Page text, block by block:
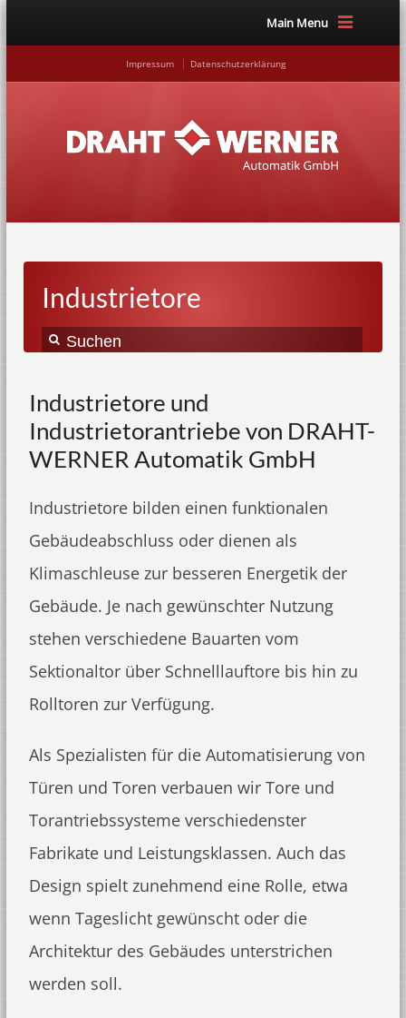
Main Menu
Impressum Datenschutzerklärung
Industrietore
Industrietore und
Industrietorantriebe von DRAHT-
WERNER Automatik GmbH
Industrietore bilden einen funktionalen
Gebäudeabschluss oder dienen als
Klimaschleuse zur besseren Energetik der
Gebäude. Je nach gewünschter Nutzung
stehen verschiedene Bauarten vom
Sektionaltor über Schnelllauftore bis hin zu
Rolltoren zur Verfügung.
Als Spezialisten für die Automatisierung von
Türen und Toren verbauen wir Tore und
Torantriebssysteme verschiedenster
Fabrikate und Leistungsklassen. Auch das
Design spielt zunehmend eine Rolle, etwa
wenn Tageslicht gewünscht oder die
Architektur des Gebäudes unterstrichen
werden soll.